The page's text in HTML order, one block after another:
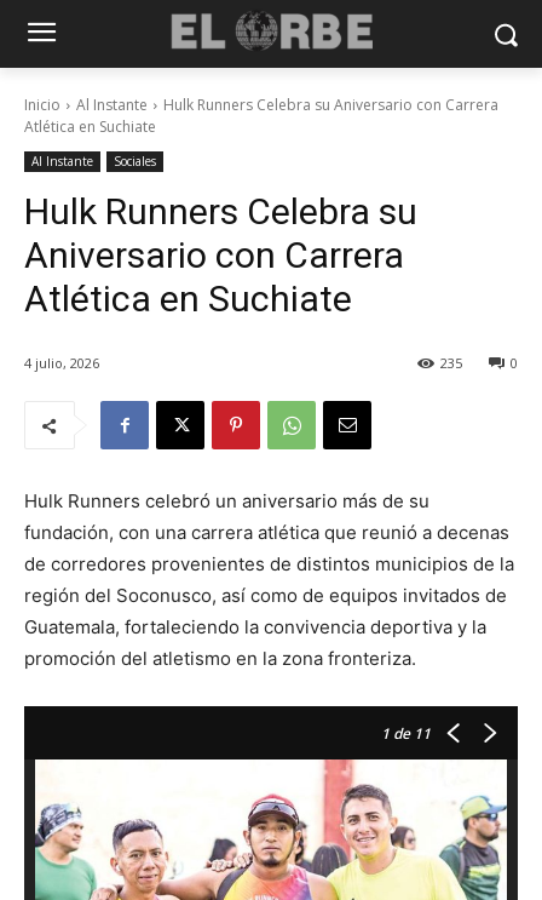
Inicio Al Instante
Hulk Runners Celebra su Aniversario con Carrera
Atlética en Suchiate
Al Instante Sociales
Hulk Runners Celebra su
Aniversario con Carrera
Atlética en Suchiate
4 julio, 2026 0
235
Hulk Runners celebró un aniversario más de su
fundación, con una carrera atlética que reunió a decenas
de corredores provenientes de distintos municipios de la
región del Soconusco, así como de equipos invitados de
Guatemala, fortaleciendo la convivencia deportiva y la
promoción del atletismo en la zona fronteriza.
1 de 11